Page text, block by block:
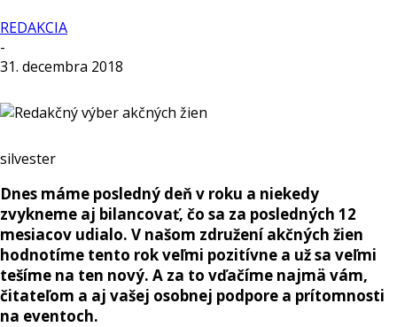
REDAKCIA
-
31. decembra 2018
silvester
Dnes máme posledný deň v roku a niekedy
zvykneme aj bilancovať, čo sa za posledných 12
mesiacov udialo. V našom združení akčných žien
hodnotíme tento rok veľmi pozitívne a už sa veľmi
tešíme na ten nový. A za to vďačíme najmä vám,
čitateľom a aj vašej osobnej podpore a prítomnosti
na eventoch.